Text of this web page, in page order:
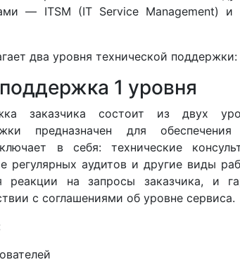
— ITSM (IT Service Management)
два уровня технической поддержки:
1 уровня
заказчика состоит из двух
предназначен для
в себя: технические
регулярных аудитов и другие виды
реакции на запросы заказчика, и
с соглашениями об уровне сервиса.